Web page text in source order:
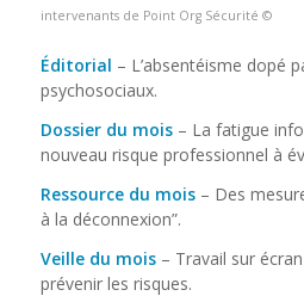
intervenants de Point Org Sécurité ©
Éditorial – L’absentéisme dopé
psychosociaux.
Dossier du mois– La fatigue
nouveau risque professionnel à
Ressource du mois – Des
à la déconnexion”.
Veille du mois– Travail sur
prévenir les risques.